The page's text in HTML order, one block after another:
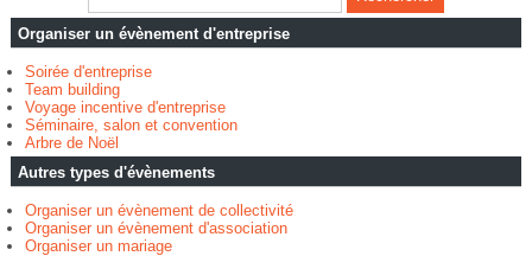
Organiser un évènement d'entreprise
Soirée d'entreprise
Team building
Voyage incentive d'entreprise
Séminaire, salon et convention
Arbre de Noël
Autres types d'évènements
Organiser un évènement de collectivité
Organiser un évènement d'association
Organiser un mariage